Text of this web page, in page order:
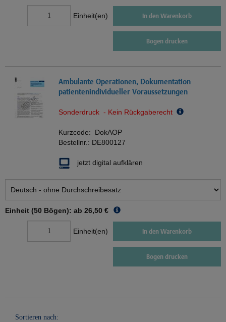
Einheit(en) In den Warenkorb
Bogen drucken
Ambulante Operationen, Dokumentation
patientenindividueller Voraussetzungen
Sonderdruck - Kein Rückgaberecht
Kurzcode: DokAOP
Bestellnr.: DE800127
jetzt digital aufklären
Einheit (50 Bögen): ab 26,50 €
Einheit(en) In den Warenkorb
Bogen drucken
Sortieren nach: